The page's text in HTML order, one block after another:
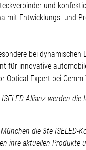
und
mit Entwicklungs- und
bei
für innovative
Optical Expert bei
Allianz werden
die 3te
ihre aktuellen